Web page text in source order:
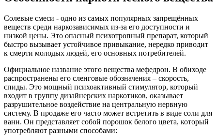
Солевые смеси - одно из самых популярных запрещённых
веществ среди наркозависимых из-за его доступности и
низкой цены. Это опасный психотропный препарат, который
быстро вызывает устойчивое привыкание, нередко приводит
к смерти молодых людей, его основных потребителей.
Официальное название этого вещества мефедрон. В обиходе
распространены его сленговые обозначения – скорость,
спиды. Это мощный психоактивный стимулятор, который
входит в группу дизайнерских наркотиков, оказывает
разрушительное воздействие на центральную нервную
систему. В продаже его часто может встретить в виде соли для
ванн. Он представляет собой порошок белого цвета, который
употребляют разными способами: